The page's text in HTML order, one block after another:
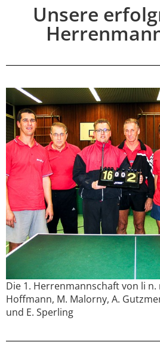
Unsere
Die 1. Herrenmannschaft von li n.
Hoffmann, M. Malorny, A.
und E. Sperling